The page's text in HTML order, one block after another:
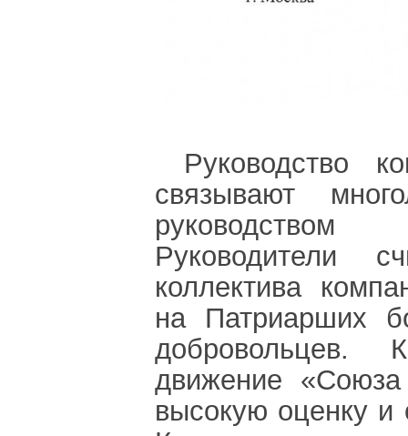
Руководство
связывают
Руководители
коллектива
на Патриарших
добровольцев.
движение
высокую оценку